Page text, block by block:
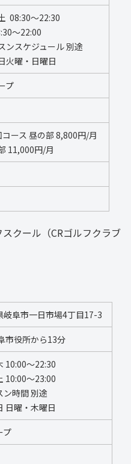
08:30〜22:30
〜22:00
ンスケジュール 別途
火曜・日曜日
プ
ース 昼の部 8,800円/月
11,000円/月
クール（CRゴルフクラブ
岐阜市一日市場4丁目17-3
市役所から13分
10:00～22:30
10:00～23:00
ン時間 別途
日曜・木曜日
プ